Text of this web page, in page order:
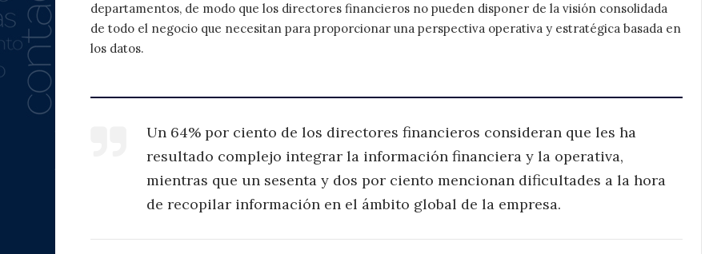
departamentos, de modo que los directores financieros no pueden disponer de la visión consolidada
de todo el negocio que necesitan para proporcionar una perspectiva operativa y estratégica basada en
los datos.
Un 64% por ciento de los directores financieros consideran que les ha
resultado complejo integrar la información financiera y la operativa,
mientras que un sesenta y dos por ciento mencionan dificultades a la hora
de recopilar información en el ámbito global de la empresa.